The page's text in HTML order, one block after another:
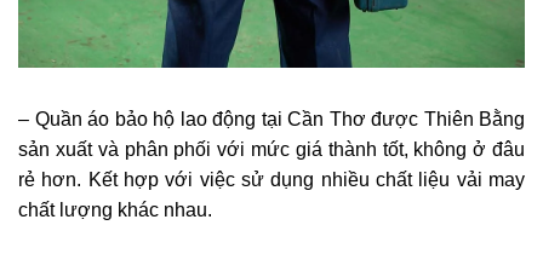
– Quần áo bảo hộ lao động tại Cần Thơ được Thiên Bằng
sản xuất và phân phối với mức giá thành tốt, không ở đâu
rẻ hơn. Kết hợp với việc sử dụng nhiều chất liệu vải may
chất lượng khác nhau.